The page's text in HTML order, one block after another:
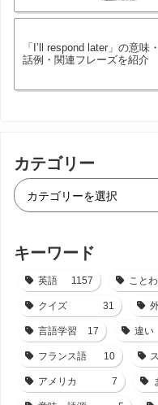
「I’ll respond later」の意味
話例・関連フレーズを紹介
カテゴリー
キーワード
英語 1157 こと
クイズ 31
言語学習 17 違い
フランス語 10
アメリカ 7